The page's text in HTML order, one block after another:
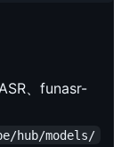
、funasr-
hub/models/